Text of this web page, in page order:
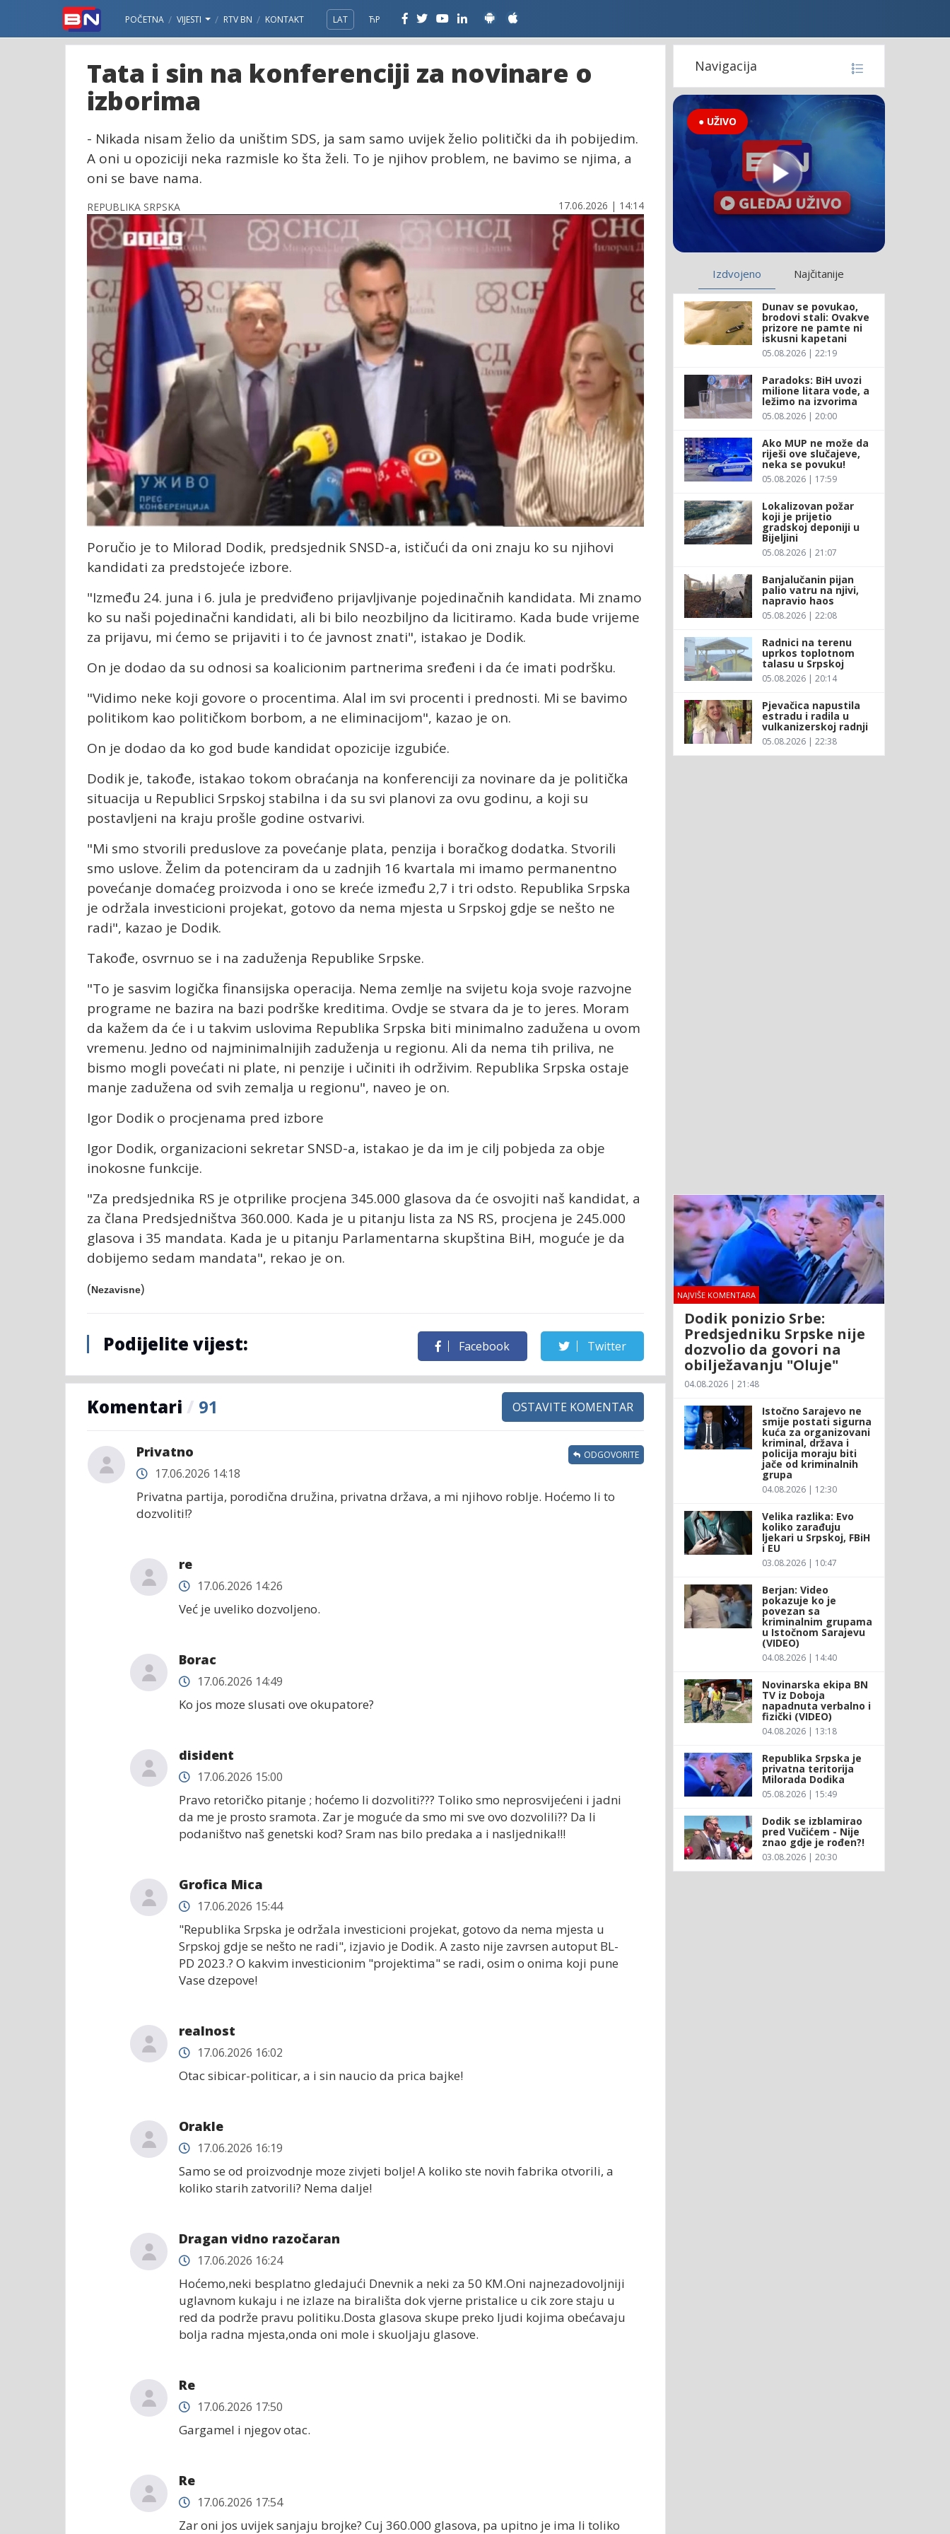
POČETNA VIJESTI RTV BN KONTAKT LAT ЋР
Tata i sin na konferenciji za novinare o
izborima
- Nikada nisam želio da uništim SDS, ja sam samo uvijek želio politički da ih pobijedim.
A oni u opoziciji neka razmisle ko šta želi. To je njihov problem, ne bavimo se njima, a
oni se bave nama.
REPUBLIKA SRPSKA 17.06.2026 | 14:14
Poručio je to Milorad Dodik, predsjednik SNSD-a, ističući da oni znaju ko su njihovi
kandidati za predstojeće izbore.
"Između 24. juna i 6. jula je predviđeno prijavljivanje pojedinačnih kandidata. Mi znamo
ko su naši pojedinačni kandidati, ali bi bilo neozbiljno da licitiramo. Kada bude vrijeme
za prijavu, mi ćemo se prijaviti i to će javnost znati", istakao je Dodik.
On je dodao da su odnosi sa koalicionim partnerima sređeni i da će imati podršku.
"Vidimo neke koji govore o procentima. Alal im svi procenti i prednosti. Mi se bavimo
politikom kao političkom borbom, a ne eliminacijom", kazao je on.
On je dodao da ko god bude kandidat opozicije izgubiće.
Dodik je, takođe, istakao tokom obraćanja na konferenciji za novinare da je politička
situacija u Republici Srpskoj stabilna i da su svi planovi za ovu godinu, a koji su
postavljeni na kraju prošle godine ostvarivi.
"Mi smo stvorili preduslove za povećanje plata, penzija i boračkog dodatka. Stvorili
smo uslove. Želim da potenciram da u zadnjih 16 kvartala mi imamo permanentno
povećanje domaćeg proizvoda i ono se kreće između 2,7 i tri odsto. Republika Srpska
je održala investicioni projekat, gotovo da nema mjesta u Srpskoj gdje se nešto ne
radi", kazao je Dodik.
Takođe, osvrnuo se i na zaduženja Republike Srpske.
"To je sasvim logička finansijska operacija. Nema zemlje na svijetu koja svoje razvojne
programe ne bazira na bazi podrške kreditima. Ovdje se stvara da je to jeres. Moram
da kažem da će i u takvim uslovima Republika Srpska biti minimalno zadužena u ovom
vremenu. Jedno od najminimalnijih zaduženja u regionu. Ali da nema tih priliva, ne
bismo mogli povećati ni plate, ni penzije i učiniti ih održivim. Republika Srpska ostaje
manje zadužena od svih zemalja u regionu", naveo je on.
Igor Dodik o procjenama pred izbore
Igor Dodik, organizacioni sekretar SNSD-a, istakao je da im je cilj pobjeda za obje
inokosne funkcije.
"Za predsjednika RS je otprilike procjena 345.000 glasova da će osvojiti naš kandidat, a
za člana Predsjedništva 360.000. Kada je u pitanju lista za NS RS, procjena je 245.000
glasova i 35 mandata. Kada je u pitanju Parlamentarna skupština BiH, moguće je da
dobijemo sedam mandata", rekao je on.
(Nezavisne)
Podijelite vijest: Facebook Twitter
Komentari / 91 OSTAVITE KOMENTAR
Privatno
17.06.2026 14:18
Privatna partija, porodična družina, privatna država, a mi njihovo roblje. Hoćemo li to
dozvoliti!?
ODGOVORITE
re
17.06.2026 14:26
Već je uveliko dozvoljeno.
Borac
17.06.2026 14:49
Ko jos moze slusati ove okupatore?
disident
17.06.2026 15:00
Pravo retoričko pitanje ; hoćemo li dozvoliti??? Toliko smo neprosvijećeni i jadni
da me je prosto sramota. Zar je moguće da smo mi sve ovo dozvolili?? Da li
podaništvo naš genetski kod? Sram nas bilo predaka a i nasljednika!!!
Grofica Mica
17.06.2026 15:44
"Republika Srpska je održala investicioni projekat, gotovo da nema mjesta u
Srpskoj gdje se nešto ne radi", izjavio je Dodik. A zasto nije zavrsen autoput BL-
PD 2023.? O kakvim investicionim "projektima" se radi, osim o onima koji pune
Vase dzepove!
realnost
17.06.2026 16:02
Otac sibicar-politicar, a i sin naucio da prica bajke!
Orakle
17.06.2026 16:19
Samo se od proizvodnje moze zivjeti bolje! A koliko ste novih fabrika otvorili, a
koliko starih zatvorili? Nema dalje!
Dragan vidno razočaran
17.06.2026 16:24
Hoćemo,neki besplatno gledajući Dnevnik a neki za 50 KM.Oni najnezadovoljniji
uglavnom kukaju i ne izlaze na birališta dok vjerne pristalice u cik zore staju u
red da podrže pravu politiku.Dosta glasova skupe preko ljudi kojima obećavaju
bolja radna mjesta,onda oni mole i skuoljaju glasove.
Re
17.06.2026 17:50
Gargamel i njegov otac.
Re
17.06.2026 17:54
Zar oni jos uvijek sanjaju brojke? Cuj 360.000 glasova, pa upitno je ima li toliko
Navigacija
● UŽIVO
Izdvojeno Najčitanije
Dunav se povukao,
brodovi stali: Ovakve
prizore ne pamte ni
iskusni kapetani
05.08.2026 | 22:19
Paradoks: BiH uvozi
milione litara vode, a
ležimo na izvorima
05.08.2026 | 20:00
Ako MUP ne može da
riješi ove slučajeve,
neka se povuku!
05.08.2026 | 17:59
Lokalizovan požar
koji je prijetio
gradskoj deponiji u
Bijeljini
05.08.2026 | 21:07
Banjalučanin pijan
palio vatru na njivi,
napravio haos
05.08.2026 | 22:08
Radnici na terenu
uprkos toplotnom
talasu u Srpskoj
05.08.2026 | 20:14
Pjevačica napustila
estradu i radila u
vulkanizerskoj radnji
05.08.2026 | 22:38
NAJVIŠE KOMENTARA
Dodik ponizio Srbe:
Predsjedniku Srpske nije
dozvolio da govori na
obilježavanju "Oluje"
04.08.2026 | 21:48
Istočno Sarajevo ne
smije postati sigurna
kuća za organizovani
kriminal, država i
policija moraju biti
jače od kriminalnih
grupa
04.08.2026 | 12:30
Velika razlika: Evo
koliko zarađuju
ljekari u Srpskoj, FBiH
i EU
03.08.2026 | 10:47
Berjan: Video
pokazuje ko je
povezan sa
kriminalnim grupama
u Istočnom Sarajevu
(VIDEO)
04.08.2026 | 14:40
Novinarska ekipa BN
TV iz Doboja
napadnuta verbalno i
fizički (VIDEO)
04.08.2026 | 13:18
Republika Srpska je
privatna teritorija
Milorada Dodika
05.08.2026 | 15:49
Dodik se izblamirao
pred Vučićem - Nije
znao gdje je rođen?!
03.08.2026 | 20:30